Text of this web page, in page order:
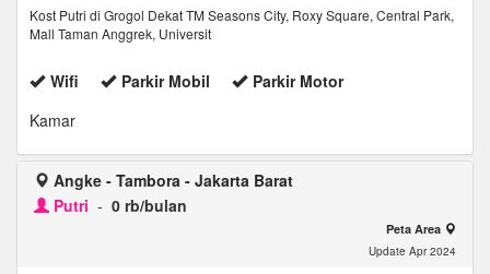
Kost Putri di Grogol Dekat TM Seasons City, Roxy Square, Central Park,
Mall Taman Anggrek, Universit
Wifi Parkir Mobil
Parkir Motor
Kamar
Angke - Tambora - Jakarta Barat
Putri - 0 rb/bulan
Peta Area
Update Apr 2024